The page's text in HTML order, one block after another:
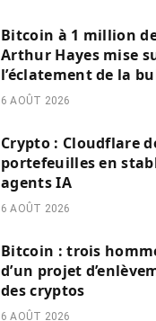
Bitcoin à 1 million
Arthur Hayes mise
l’éclatement de la
6 AOÛT 2026
Crypto : Cloudflare
portefeuilles en
agents IA
6 AOÛT 2026
Bitcoin : trois
d’un projet
des cryptos
6 AOÛT 2026